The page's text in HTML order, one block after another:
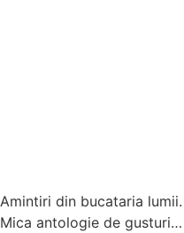
Amintiri din bucataria lumii.
Mica antologie de gusturi,